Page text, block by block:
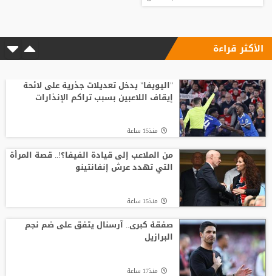
الأكثر قراءة
"اليويفا" يدخل تعديلات جذرية على لائحة
إيقاف اللاعبين بسبب تراكم الإنذارات
منذ15 ساعة
من الملاعب إلى قيادة الفيفا؟!.. قصة المرأة
التي تهدد عرش إنفانتينو
منذ15 ساعة
صفقة كبرى.. آرسنال يتفق على ضم نجم
البرازيل
منذ17 ساعة